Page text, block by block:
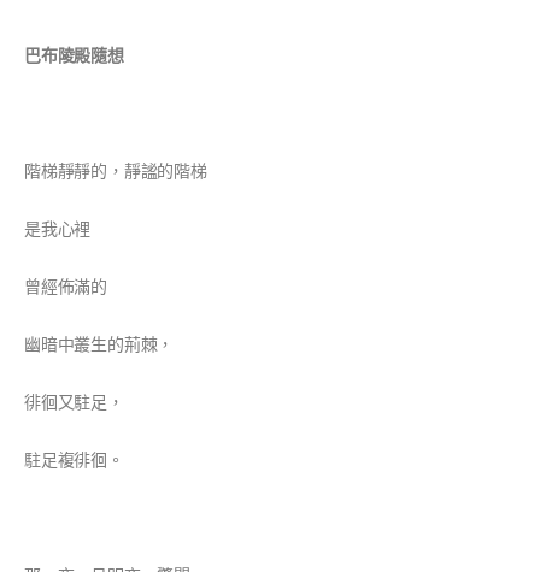
巴布陵殿隨想
階梯靜靜的，靜謐的階梯
是我心裡
曾經佈滿的
幽暗中叢生的荊棘，
徘徊又駐足，
駐足複徘徊。